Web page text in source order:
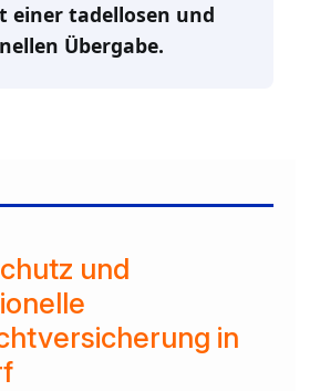
einer tadellosen und
Übergabe.
und
in